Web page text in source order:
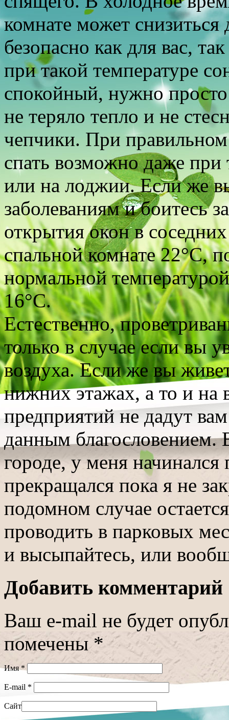
комнате может
безопасно как для вас,
при такой температуре
спокойный, нужно просто
не теряло тепло и не
чепчики. При
спать возможно даже при
или на лоджии. Если же
заболеваниям и боитесь
открытия окон в
спальной комнате 22°С,
нормальной
16°С.
Естественно,
только в случае если вы
воздуха. Если же вы
нижних этажах, а то и на
предприятий не дадут
данным благословением.
городе, у меня
прекращался пока я не
подомном случае
проводить в парковых
и высыпайтесь, или
Добавить комментарий
Ваш e-mail не будет
помечены*
Имя*
E-mail *
Сайт